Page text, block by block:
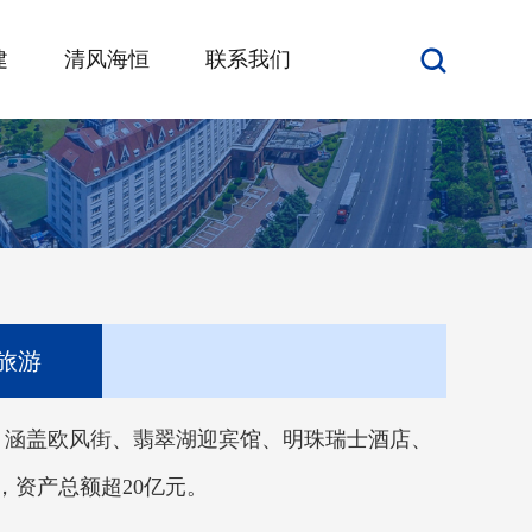
清风海恒 联系我们
游
盖欧风街、翡翠湖迎宾馆、明珠瑞士酒店、
产总额超20亿元。